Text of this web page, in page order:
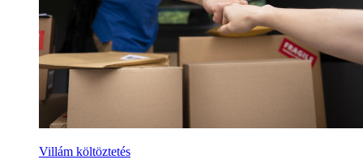
Villám költöztetés